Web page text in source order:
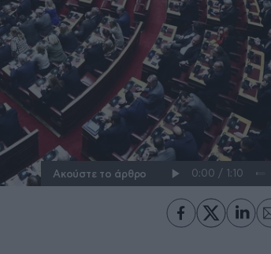
Ακούστε το άρθρο